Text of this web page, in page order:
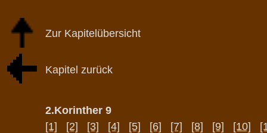
Zur Kapitelübersicht
Kapitel zurück
2.Korinther 9
[1]
[2] [3] [4] [5] [6] [7] [8] [9] [10]